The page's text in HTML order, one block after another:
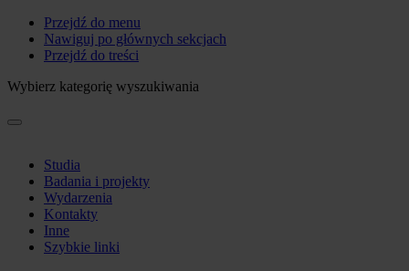
Przejdź do menu
Nawiguj po głównych sekcjach
Przejdź do treści
Wybierz kategorię wyszukiwania
Studia
Badania i projekty
Wydarzenia
Kontakty
Inne
Szybkie linki